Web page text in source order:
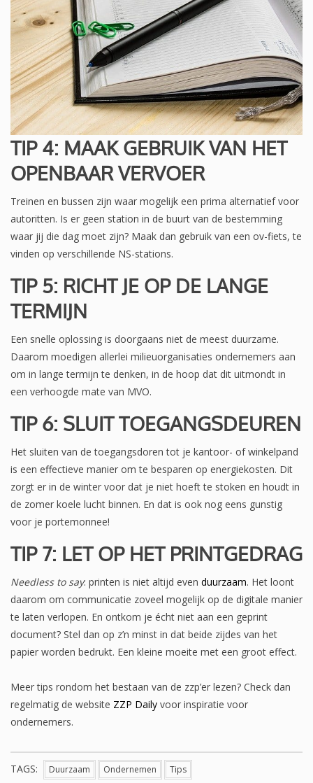
TIP 4: MAAK GEBRUIK VAN HET
OPENBAAR VERVOER
Treinen en bussen zijn waar mogelijk een prima alternatief voor
autoritten. Is er geen station in de buurt van de bestemming
waar jij die dag moet zijn? Maak dan gebruik van een ov-fiets, te
vinden op verschillende NS-stations.
TIP 5: RICHT JE OP DE LANGE
TERMIJN
Een snelle oplossing is doorgaans niet de meest duurzame.
Daarom moedigen allerlei milieuorganisaties ondernemers aan
om in lange termijn te denken, in de hoop dat dit uitmondt in
een verhoogde mate van MVO.
TIP 6: SLUIT TOEGANGSDEUREN
Het sluiten van de toegangsdoren tot je kantoor- of winkelpand
is een effectieve manier om te besparen op energiekosten. Dit
zorgt er in de winter voor dat je niet hoeft te stoken en houdt in
de zomer koele lucht binnen. En dat is ook nog eens gunstig
voor je portemonnee!
TIP 7: LET OP HET PRINTGEDRAG
Needless to say: printen is niet altijd even duurzaam. Het loont
daarom om communicatie zoveel mogelijk op de digitale manier
te laten verlopen. En ontkom je écht niet aan een geprint
document? Stel dan op z’n minst in dat beide zijdes van het
papier worden bedrukt. Een kleine moeite met een groot effect.
Meer tips rondom het bestaan van de zzp’er lezen? Check dan
regelmatig de website ZZP Daily voor inspiratie voor
ondernemers.
TAGS: Duurzaam Ondernemen Tips